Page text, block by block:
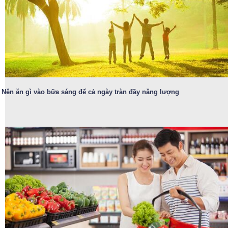
Nên ăn gì vào bữa sáng để cả ngày tràn đầy năng lượng